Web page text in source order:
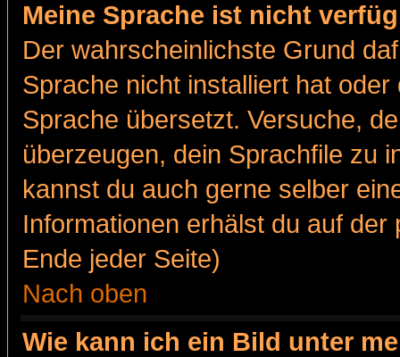
Meine Sprache ist nicht
Der wahrscheinlichste Grund
Sprache nicht installiert hat
Sprache übersetzt. Versuche,
überzeugen, dein Sprachfile zu
kannst du auch gerne selber
Informationen erhälst du auf
Ende jeder Seite)
Nach oben
Wie kann ich ein Bild unter